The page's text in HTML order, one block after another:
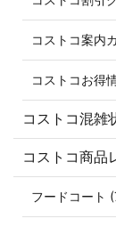
コストコ案内
コストコお得
コストコ混雑
コストコ商品
フードコート